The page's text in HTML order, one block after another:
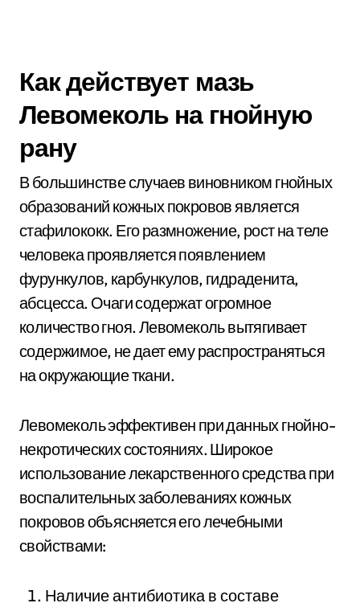
Как действует мазь
Левомеколь на гнойную
рану
В большинстве случаев виновником гнойных
образований кожных покровов является
стафилококк. Его размножение, рост на теле
человека проявляется появлением
фурункулов, карбункулов, гидраденита,
абсцесса. Очаги содержат огромное
количество гноя. Левомеколь вытягивает
содержимое, не дает ему распространяться
на окружающие ткани.
Левомеколь эффективен при данных гнойно-
некротических состояниях. Широкое
использование лекарственного средства при
воспалительных заболеваниях кожных
покровов объясняется его лечебными
свойствами:
Наличие антибиотика в составе